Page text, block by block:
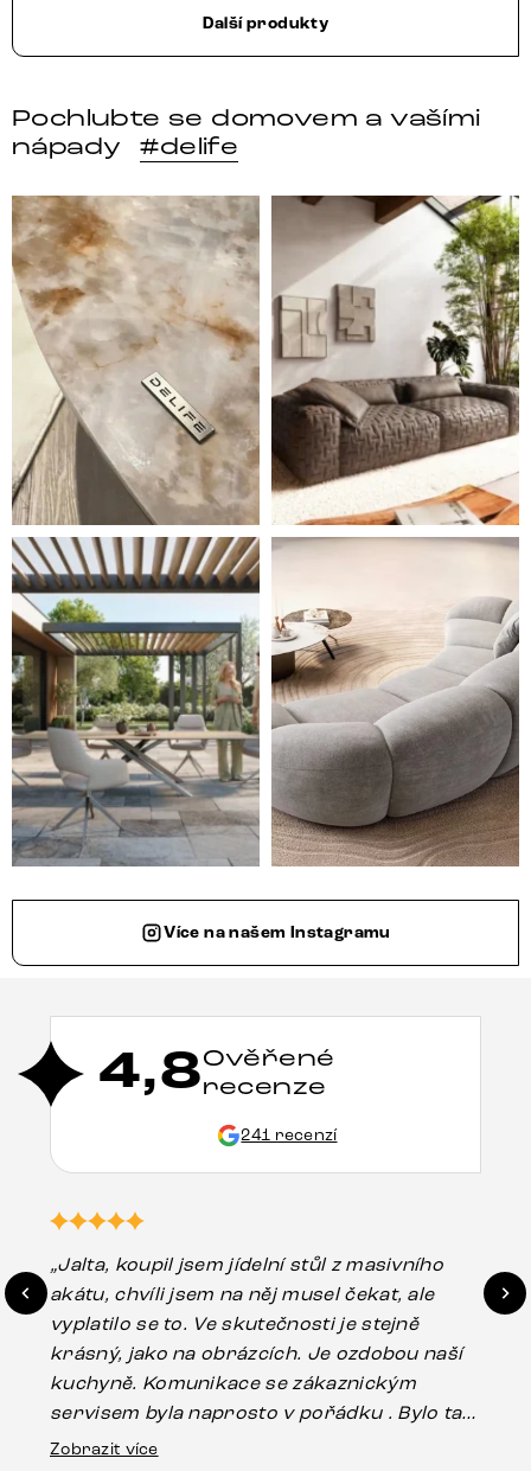
Další produkty
Pochlubte se domovem a vašími
nápady
#delife
DELIFE – Nábytek, který promění dům v domov. Domo
Místo, kam se budeš těšit
Styl, odolnost a společné chvíle pod širým nebem.
Ne každá pohovka je jen
Více na našem Instagramu
4,8Ověřené
recenze
241 recenzí
„Jalta, koupil jsem jídelní stůl z masivního
akátu, chvíli jsem na něj musel čekat, ale
vyplatilo se to. Ve skutečnosti je stejně
krásný, jako na obrázcích. Je ozdobou naší
kuchyně. Komunikace se zákaznickým
servisem byla naprosto v pořádku . Bylo tam
drobné poškození u nohy stolu, které mohlo
Zobrazit více